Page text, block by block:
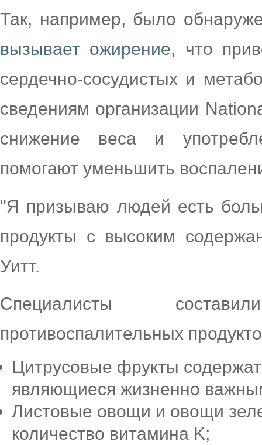
Так, например, было
вызывает ожирение, что
сердечно-сосудистых и
сведениям организации
снижение веса и
помогают уменьшить
"Я призываю людей есть
продукты с высоким
Уитт.
Специалисты
противоспалительных
Цитрусовые фрукты
являющиеся жизненно
Листовые овощи и овощи
количество витамина K;